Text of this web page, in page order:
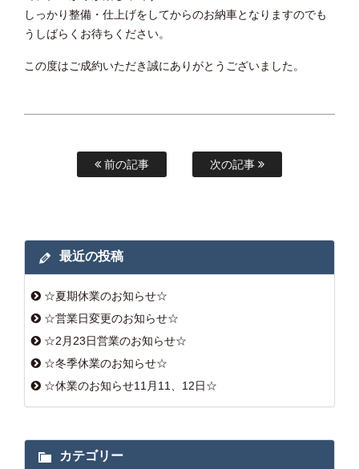
しっかり整備・仕上げをしてからのお納車となりますのでも
うしばらくお待ちください。
この度はご成約いただき誠にありがとうございました。
前の記事 次の記事
最近の投稿
☆夏期休業のお知らせ☆
☆営業日変更のお知らせ☆
☆2月23日営業のお知らせ☆
☆冬季休業のお知らせ☆
☆休業のお知らせ11月11、12日☆
カテゴリー